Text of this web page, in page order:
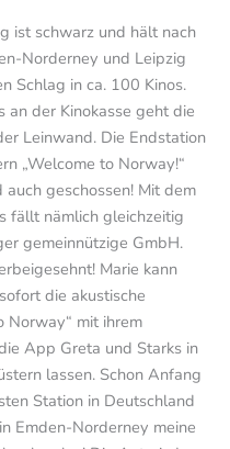
ist schwarz und hält nach
Norderney und Leipzig
Schlag in ca. 100 Kinos.
an der Kinokasse geht die
Leinwand. Die Endstation
„Welcome to Norway!“
geschossen! Mit dem
fällt nämlich gleichzeitig
gemeinnützige GmbH.
Marie kann
die akustische
Norway“ mit ihrem
App Greta und Starks in
lassen. Schon Anfang
Station in Deutschland
Emden-Norderney meine